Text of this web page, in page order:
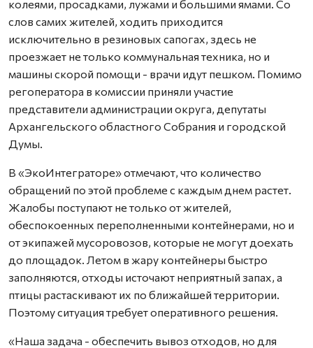
колеями, просадками, лужами и большими ямами. Со
слов самих жителей, ходить приходится
исключительно в резиновых сапогах, здесь не
проезжает не только коммунальная техника, но и
машины скорой помощи - врачи идут пешком. Помимо
регоператора в комиссии приняли участие
представители администрации округа, депутаты
Архангельского областного Собрания и городской
Думы.
В «ЭкоИнтеграторе» отмечают, что количество
обращений по этой проблеме с каждым днем растет.
Жалобы поступают не только от жителей,
обеспокоенных переполненными контейнерами, но и
от экипажей мусоровозов, которые не могут доехать
до площадок. Летом в жару контейнеры быстро
заполняются, отходы источают неприятный запах, а
птицы растаскивают их по ближайшей территории.
Поэтому ситуация требует оперативного решения.
«Наша задача - обеспечить вывоз отходов, но для